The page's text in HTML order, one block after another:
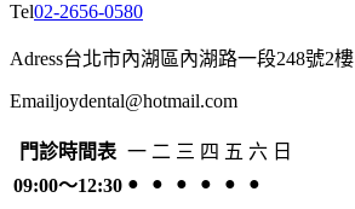
Tel02-2656-0580
Adress台北市內湖區內湖路一段248號2樓
Emailjoydental@hotmail.com
門診時間表 一 二 三 四 五 六 日
09:00～12:30 ● ● ● ● ●
●